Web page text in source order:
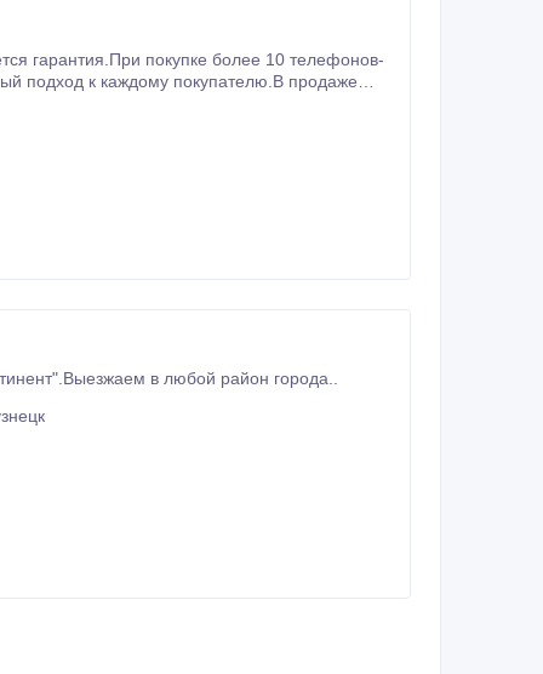
гарантия.При покупке более 10 телефонов-
подход к каждому покупателю.В продаже
в любой район города..